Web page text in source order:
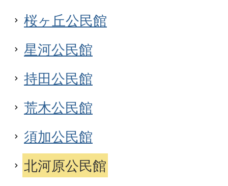
桜ヶ丘公民館
星河公民館
持田公民館
荒木公民館
須加公民館
北河原公民館